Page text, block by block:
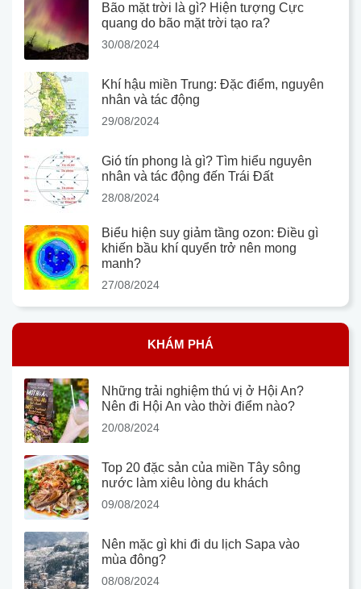
Bão mặt trời là gì? Hiện tượng Cực
quang do bão mặt trời tạo ra?
30/08/2024
Khí hậu miền Trung: Đặc điểm, nguyên
nhân và tác động
29/08/2024
Gió tín phong là gì? Tìm hiểu nguyên
nhân và tác động đến Trái Đất
28/08/2024
Biểu hiện suy giảm tầng ozon: Điều gì
khiến bầu khí quyển trở nên mong
manh?
27/08/2024
KHÁM PHÁ
Những trải nghiệm thú vị ở Hội An?
Nên đi Hội An vào thời điểm nào?
20/08/2024
Top 20 đặc sản của miền Tây sông
nước làm xiêu lòng du khách
09/08/2024
Nên mặc gì khi đi du lịch Sapa vào
mùa đông?
08/08/2024